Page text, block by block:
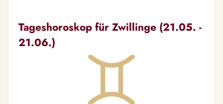
Tageshoroskop für Zwillinge (21.05. -
21.06.)